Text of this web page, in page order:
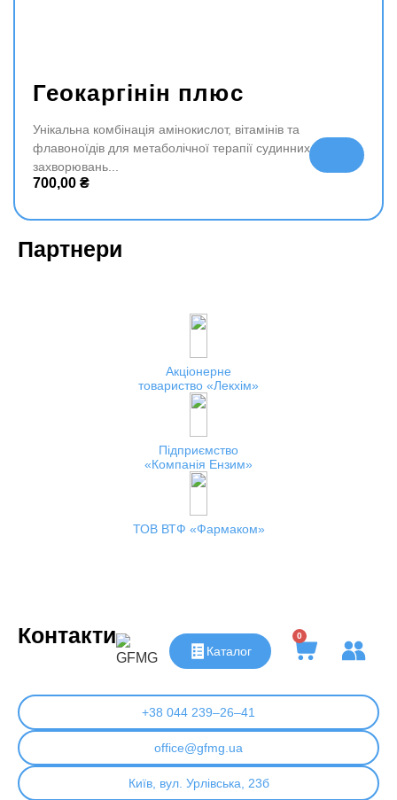
Геокаргінін плюс
Унікальна комбінація амінокислот, вітамінів та
флавоноїдів для метаболічної терапії судинних
захворювань
700,00 ₴
да
Партнери
Акціонерне
товариство
Лекхім
Підприємство
Компанія Ензим
ТОВ ВТФ Фармаком
Контакти
Каталог
0
+38 044 239–26–41
office@gfmg.ua
Київ, вул. Урлівська, 23б